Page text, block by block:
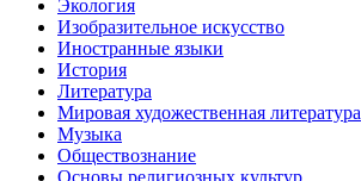
Экология
Изобразительное искусство
Иностранные языки
История
Литература
Мировая художественная литература
Музыка
Обществознание